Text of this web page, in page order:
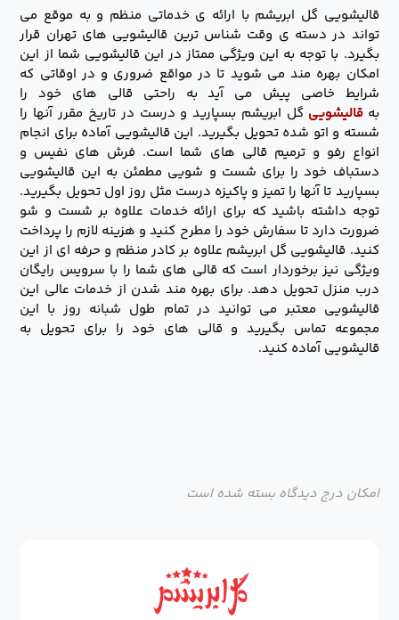
قالیشویی گل ابریشم با ارائه ی خدماتی منظم و به موقع می
تواند در دسته ی وقت شناس ترین قالیشویی های تهران قرار
بگیرد. با توجه به این ویژگی ممتاز در این قالیشویی شما از این
امکان بهره مند می شوید تا در مواقع ضروری و در اوقاتی که
شرایط خاصی پیش می آید به راحتی قالی های خود را
بهقالیشویی گل ابریشم بسپارید و درست در تاریخ مقرر آنها را
شسته و اتو شده تحویل بگیرید. این قالیشویی آماده برای انجام
انواع رفو و ترمیم قالی های شما است. فرش های نفیس و
دستباف خود را برای شست و شویی مطمئن به این قالیشویی
بسپارید تا آنها را تمیز و پاکیزه درست مثل روز اول تحویل بگیرید.
توجه داشته باشید که برای ارائه خدمات علاوه بر شست و شو
ضرورت دارد تا سفارش خود را مطرح کنید و هزینه لازم را پرداخت
کنید. قالیشویی گل ابریشم علاوه بر کادر منظم و حرفه ای از این
ویژگی نیز برخوردار است که قالی های شما را با سرویس رایگان
درب منزل تحویل دهد. برای بهره مند شدن از خدمات عالی این
قالیشویی معتبر می توانید در تمام طول شبانه روز با این
مجموعه تماس بگیرید و قالی های خود را برای تحویل به
قالیشویی آماده کنید.
امکان درج دیدگاه بسته شده است